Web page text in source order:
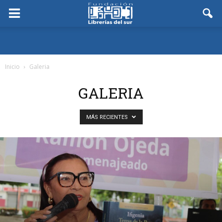
Inicio Galeria
GALERIA
MÁS RECIENTES